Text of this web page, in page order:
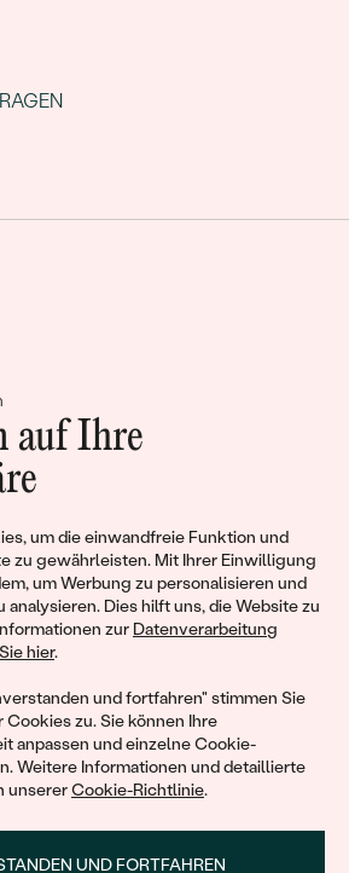
auf Ihre
um die einwandfreie Funktion und
zu gewährleisten. Mit Ihrer Einwilligung
um Werbung zu personalisieren und
analysieren. Dies hilft uns, die Website zu
zur Datenverarbeitung
hier.
und fortfahren" stimmen Sie
zu. Sie können Ihre
anpassen und einzelne Cookie-
Weitere Informationen und detaillierte
unsererCookie-Richtlinie.
UND FORTFAHREN
wir
von Schönheit und